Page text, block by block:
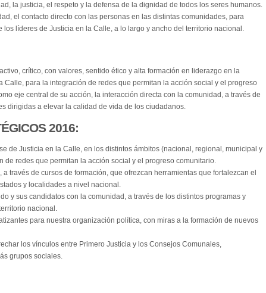
la justicia, el respeto y la defensa de la dignidad de todos los seres humanos.
el contacto directo con las personas en las distintas comunidades, para
los líderes de Justicia en la Calle, a lo largo y ancho del territorio nacional.
crítico, con valores, sentido ético y alta formación en liderazgo en la
Calle, para la integración de redes que permitan la acción social y el progreso
eje central de su acción, la interacción directa con la comunidad, a través de
dirigidas a elevar la calidad de vida de los ciudadanos.
2016:
de Justicia en la Calle, en los distintos ámbitos (nacional, regional, municipal y
de redes que permitan la acción social y el progreso comunitario.
través de cursos de formación, que ofrezcan herramientas que fortalezcan el
y localidades a nivel nacional.
y sus candidatos con la comunidad, a través de los distintos programas y
nacional.
para nuestra organización política, con miras a la formación de nuevos
los vínculos entre Primero Justicia y los Consejos Comunales,
grupos sociales.